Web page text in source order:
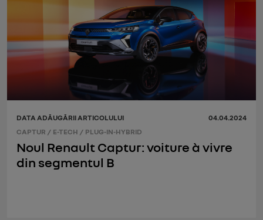
DATA ADĂUGĂRII ARTICOLULUI
04.04.2024
CAPTUR / E-TECH / PLUG-IN-HYBRID
Noul Renault Captur: voiture à vivre
din segmentul B